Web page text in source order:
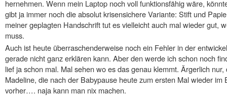
hernehmen. Wenn mein Laptop noch voll funktionsfähig wäre,
gibt ja immer noch die absolut krisensichere Variante: Stift und
meiner geplagten Handschrift tut es vielleicht auch mal wieder gut,
muss.
Auch ist heute überraschenderweise noch ein Fehler in der
gerade nicht ganz erklären kann. Aber den werde ich schon noch
lief ja schon mal. Mal sehen wo es das genau klemmt. Ärgerlich
Madeline, die nach der Babypause heute zum ersten Mal wieder
vorher…. naja kann man nix machen.